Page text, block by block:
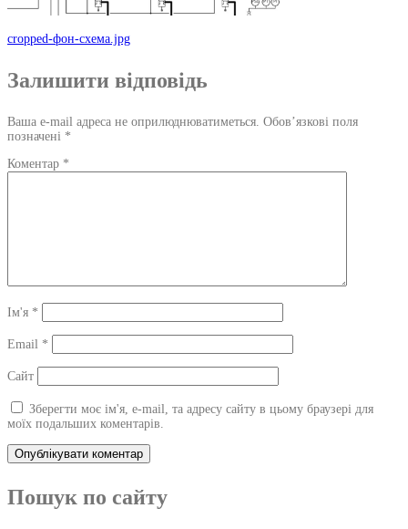
Навігація
по
запису
cropped-фон-схема.jpg
Залишити відповідь
Ваша e-mail адреса не оприлюднюватиметься. Обов’язкові поля
позначені *
Коментар *
Ім'я *
Email *
Сайт
Зберегти моє ім'я, e-mail, та адресу сайту в цьому браузері для
моїх подальших коментарів.
Пошук по сайту